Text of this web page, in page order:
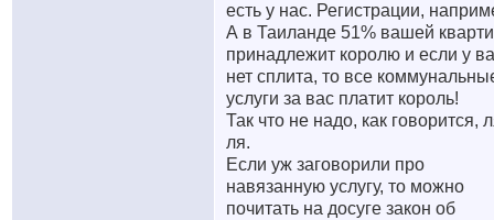
есть у нас. Регистрации,
А в Таиланде 51% вашей
принадлежит королю и если у
нет сплита, то все
услуги за вас платит король!
Так что не надо, как говорится,
ля.
Если уж заговорили про
навязанную услугу, то можно
почитать на досуге закон об